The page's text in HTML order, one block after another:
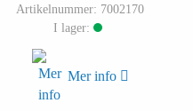
Artikelnummer: 7002170
I lager:
Mer info